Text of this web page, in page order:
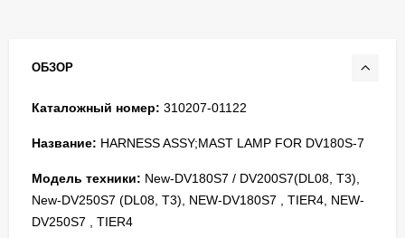
ОБЗОР
Каталожный номер: 310207-01122
Название: HARNESS ASSY;MAST LAMP FOR DV180S-7
Модель техники: New-DV180S7 / DV200S7(DL08, T3),
New-DV250S7 (DL08, T3), NEW-DV180S7 , TIER4, NEW-
DV250S7 , TIER4